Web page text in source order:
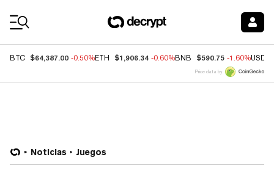
BTC $64,387.00 -0.50%ETH $1,906.34 -0.60%BNB $590.75 -1.60%USDC
Price data by
Noticias Juegos